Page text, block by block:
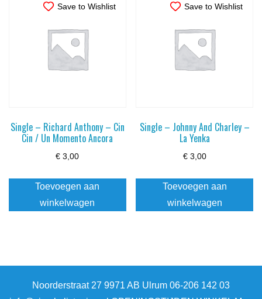
Save to Wishlist
Single – Richard Anthony – Cin
Cin / Un Momento Ancora
€ 3,00
Toevoegen aan
winkelwagen
Save to Wishlist
Single – Johnny And Charley –
La Yenka
€3,00
Toevoegen aan
winkelwagen
Noorderstraat 27 9971 AB Ulrum 06-206 142 03